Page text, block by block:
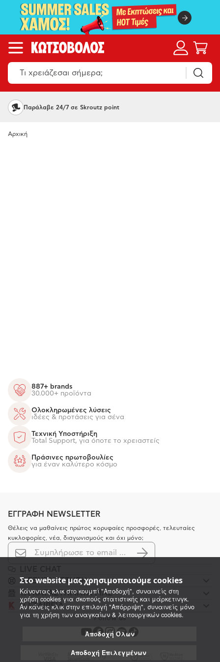
Στο website μας χρησιμοποιούμε cookies
Κάνοντας κλικ στο κουμπί "Αποδοχή", συναινείς στη
χρήση cookies για σκοπούς στατιστικής και μάρκετινγκ.
Αν κάνεις κλικ στην επιλογή "Απόρριψη", συναινείς μόνο
για τη χρήση των αναγκαίων & λειτουργικών cookies.
Αποδοχή Όλων
Αποδοχή Επιλεγμένων
Παράλαβε 24/7 σε Skroutz point
Αρχική
887+ brands
30.000+ προϊόντα
Ολοκληρωμένες λύσεις
ιδέες & προτάσεις για σένα
Τεχνική Υποστήριξη
Total Support, για όποτε το χρειαστείς
Πράσινες πρωτοβουλίες
για έναν καλύτερο κόσμο
ΕΓΓΡΑΦΗ NEWSLETTER
Θέλεις να μαθαίνεις πρώτος κορυφαίες προσφορές, τελευταίες
κυκλοφορίες, νέα, διαγωνισμούς και όχι μόνο;
K ΕΞΥΠΗΡΕΤΗΣΗ
ΤΑ ΚΑΤΑΣΤΗΜΑΤΑ ΜΑΣ
Η ΕΤΑΙΡΕΙΑ
Follow us